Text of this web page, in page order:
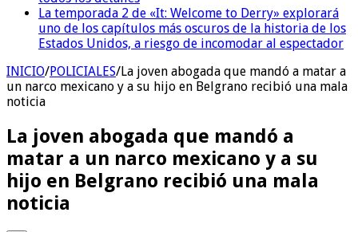
La temporada 2 de «It: Welcome to Derry» explorará
uno de los capítulos más oscuros de la historia de los
Estados Unidos, a riesgo de incomodar al espectador
INICIO/POLICIALES/La joven abogada que mandó a matar a
un narco mexicano y a su hijo en Belgrano recibió una mala
noticia
La joven abogada que mandó a
matar a un narco mexicano y a su
hijo en Belgrano recibió una mala
noticia